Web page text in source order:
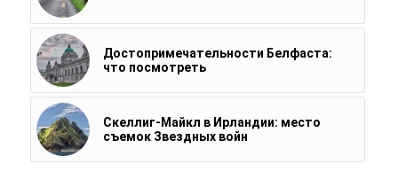
Достопримечательности Белфаста:
что посмотреть
Скеллиг-Майкл в Ирландии: место
съемок Звездных войн